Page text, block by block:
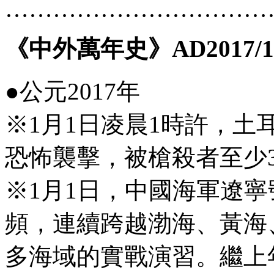
《中外萬年史》AD2017/
●公元2017年
※1月1日凌晨1時許，土
恐怖襲擊，被槍殺者至少
※1月1日，中國海軍遼
頻，連續跨越渤海、黃
多海域的實戰演習。繼